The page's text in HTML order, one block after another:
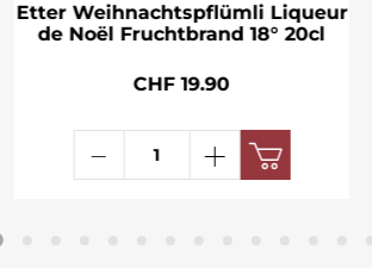
Etter Weihnachtspflümli Liqueur
de Noël Fruchtbrand 18° 20cl
CHF 19.90